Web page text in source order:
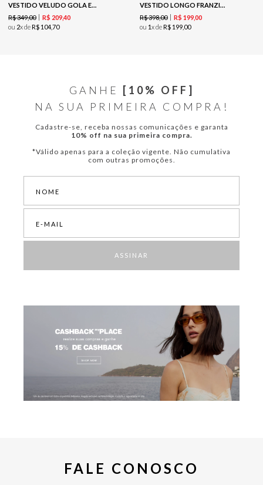
VESTIDO VELUDO GOLA EM V - PRETO
R$349,00 R$ 20940
ou 2x deR$ 10470
VESTIDO LONGO FRANZIDO-VERDE ESCURO
R$398,00 R$ 19900
ou 1x deR$ 199 00
GANHE
[10% OFF]
NA SUA PRIMEIRA COMPRA!
Cadastre-se, receba nossas comunicações e garanta
10% off na sua primeira compra.
*Válido apenas para a coleção vigente. Não cumulativa
com outras promoções.
ASSINAR
FALE CONOSCO